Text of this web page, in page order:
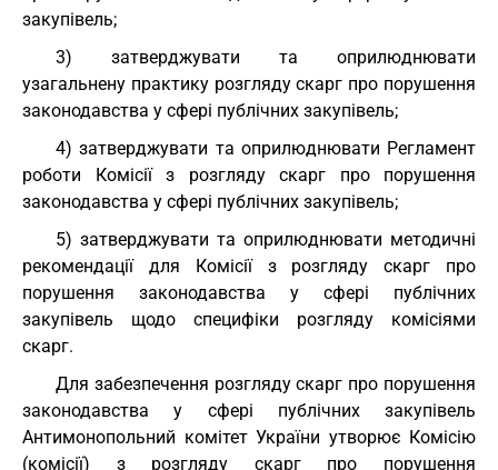
закупівель;
3) затверджувати та оприлюднювати
узагальнену практику розгляду скарг про порушення
законодавства у сфері публічних закупівель;
4) затверджувати та оприлюднювати Регламент
роботи Комісії з розгляду скарг про порушення
законодавства у сфері публічних закупівель;
5) затверджувати та оприлюднювати методичні
рекомендації для Комісії з розгляду скарг про
порушення законодавства у сфері публічних
закупівель щодо специфіки розгляду комісіями
скарг.
Для забезпечення розгляду скарг про порушення
законодавства у сфері публічних закупівель
Антимонопольний комітет України утворює Комісію
(комісії) з розгляду скарг про порушення